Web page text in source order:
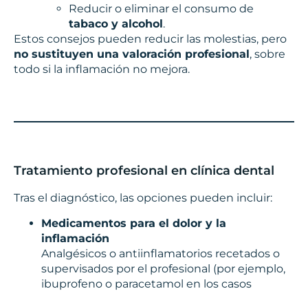
Reducir o eliminar el consumo de
tabaco y alcohol.
Estos consejos pueden reducir las molestias, pero
no sustituyen una valoración profesional, sobre
todo si la inflamación no mejora.
Tratamiento profesional en clínica dental
Tras el diagnóstico, las opciones pueden incluir:
Medicamentos para el dolor y la
inflamación
Analgésicos o antiinflamatorios recetados o
supervisados por el profesional (por ejemplo,
ibuprofeno o paracetamol en los casos